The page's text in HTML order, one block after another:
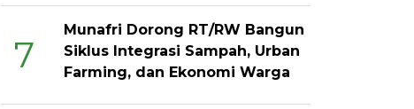
7
Munafri Dorong RT/RW Bangun
Siklus Integrasi Sampah, Urban
Farming, dan Ekonomi Warga